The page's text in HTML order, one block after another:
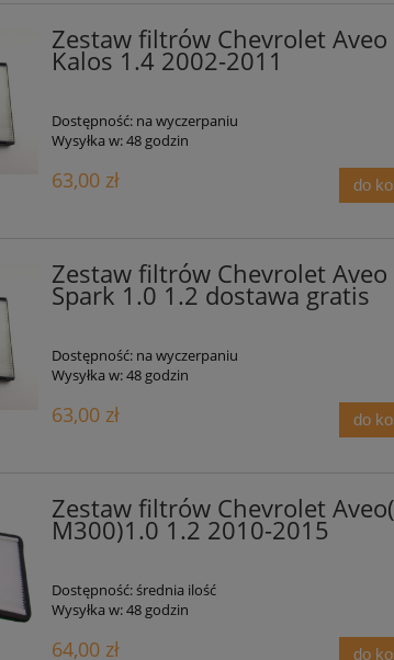
Zestaw filtrów Chevrolet Aveo
Kalos 1.4 2002-2011
Dostępność: na wyczerpaniu
Wysyłka w:48 godzin
63,00 zł do
Zestaw filtrów Chevrolet Aveo
Spark 1.0 1.2 dostawa gratis
Dostępność: na wyczerpaniu
Wysyłka w:48 godzin
63,00 zł do
Zestaw filtrów Chevrolet Aveo(
M300)1.0 1.2 2010-2015
Dostępność:średnia ilość
Wysyłka w:48 godzin
64,00 zł do